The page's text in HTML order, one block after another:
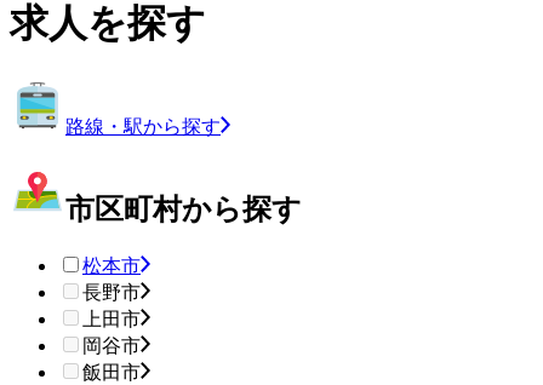
求人を探す
路線・駅から探す
市区町村から探す
松本市
長野市
上田市
岡谷市
飯田市